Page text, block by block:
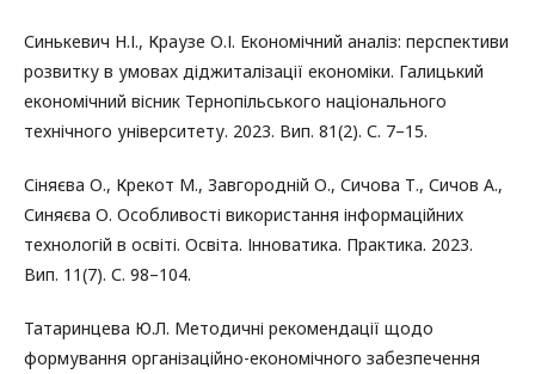
Синькевич Н.І., Краузе О.І. Економічний аналіз: перспективи
розвитку в умовах діджиталізації економіки. Галицький
економічний вісник Тернопільського національного
технічного університету. 2023. Вип. 81(2). С. 7–15.
Сіняєва О., Крекот М., Завгородній О., Сичова Т., Сичов А.,
Синяєва О. Особливості використання інформаційних
технологій в освіті. Освіта. Інноватика. Практика. 2023.
Вип. 11(7). С. 98–104.
Татаринцева Ю.Л. Методичні рекомендації щодо
формування організаційно-економічного забезпечення